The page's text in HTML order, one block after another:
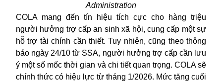
Administration
COLA mang đến tín hiệu tích cực cho hàng triệu
người hưởng trợ cấp an sinh xã hội, cung cấp một sự
hỗ trợ tài chính cần thiết. Tuy nhiên, cũng theo thông
báo ngày 24/10 từ SSA, người hưởng trợ cấp cần lưu
ý một số mốc thời gian và chi tiết quan trọng. COLA sẽ
chính thức có hiệu lực từ tháng 1/2026. Mức tăng cuối